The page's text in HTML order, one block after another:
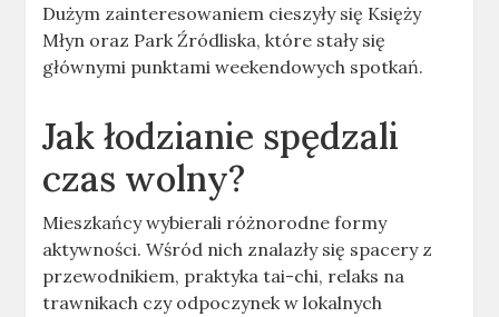
Dużym zainteresowaniem cieszyły się Księży
Młyn oraz Park Źródliska, które stały się
głównymi punktami weekendowych spotkań.
Jak łodzianie spędzali
czas wolny?
Mieszkańcy wybierali różnorodne formy
aktywności. Wśród nich znalazły się spacery z
przewodnikiem, praktyka tai-chi, relaks na
trawnikach czy odpoczynek w lokalnych